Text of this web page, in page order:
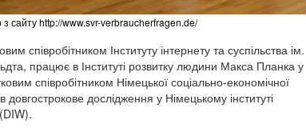
сайту http://www.svr-verbraucherfragen.de/
співробітником Інституту інтернету та суспільства ім.
працює в Інституті розвитку людини Макса Планка у
співробітником Німецької соціально-економічної
довгострокове дослідження у Німецькому інституті